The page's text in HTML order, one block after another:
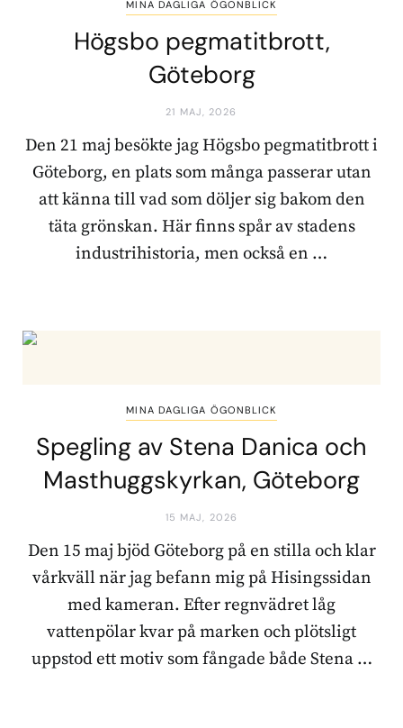
MINA DAGLIGA ÖGONBLICK
Högsbo pegmatitbrott,
Göteborg
21 MAJ, 2026
Den 21 maj besökte jag Högsbo pegmatitbrott i
Göteborg, en plats som många passerar utan
att känna till vad som döljer sig bakom den
täta grönskan. Här finns spår av stadens
industrihistoria, men också en …
MINA DAGLIGA ÖGONBLICK
Spegling av Stena Danica och
Masthuggskyrkan, Göteborg
15 MAJ, 2026
Den 15 maj bjöd Göteborg på en stilla och klar
vårkväll när jag befann mig på Hisingssidan
med kameran. Efter regnvädret låg
vattenpölar kvar på marken och plötsligt
uppstod ett motiv som fångade både Stena …